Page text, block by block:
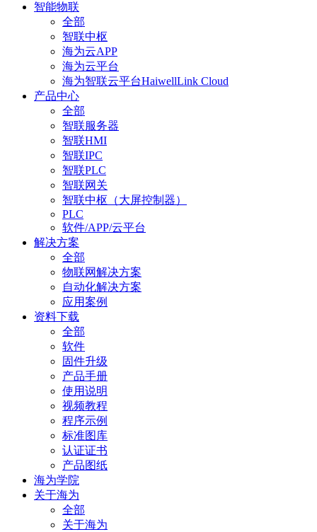
智能物联
全部
智联中枢
海为云APP
海为云平台
海为智联云平台HaiwellLink Cloud
产品中心
全部
智联服务器
智联HMI
智联IPC
智联PLC
智联网关
智联中枢（大屏控制器）
PLC
软件/APP/云平台
解决方案
全部
物联网解决方案
自动化解决方案
应用案例
资料下载
全部
软件
固件升级
产品手册
使用说明
视频教程
程序示例
标准图库
认证证书
产品图纸
海为学院
关于海为
全部
关于海为